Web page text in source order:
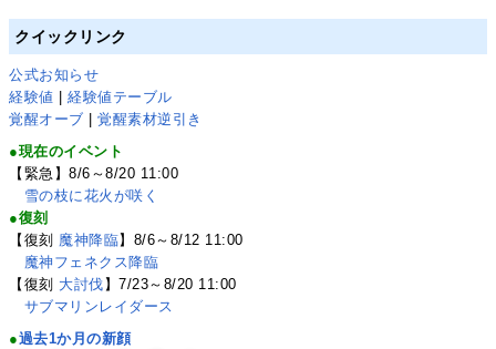
クイックリンク
公式お知らせ
経験値 |経験値テーブル
覚醒オーブ |覚醒素材逆引き
●現在のイベント
【緊急】8/6～8/20 11:00
雪の枝に花火が咲く
●復刻
【復刻 魔神降臨】8/6～8/12 11:00
魔神フェネクス降臨
【復刻 大討伐 】7/23～8/20 11:00
サブマリンレイダース
●過去1か月の新顔